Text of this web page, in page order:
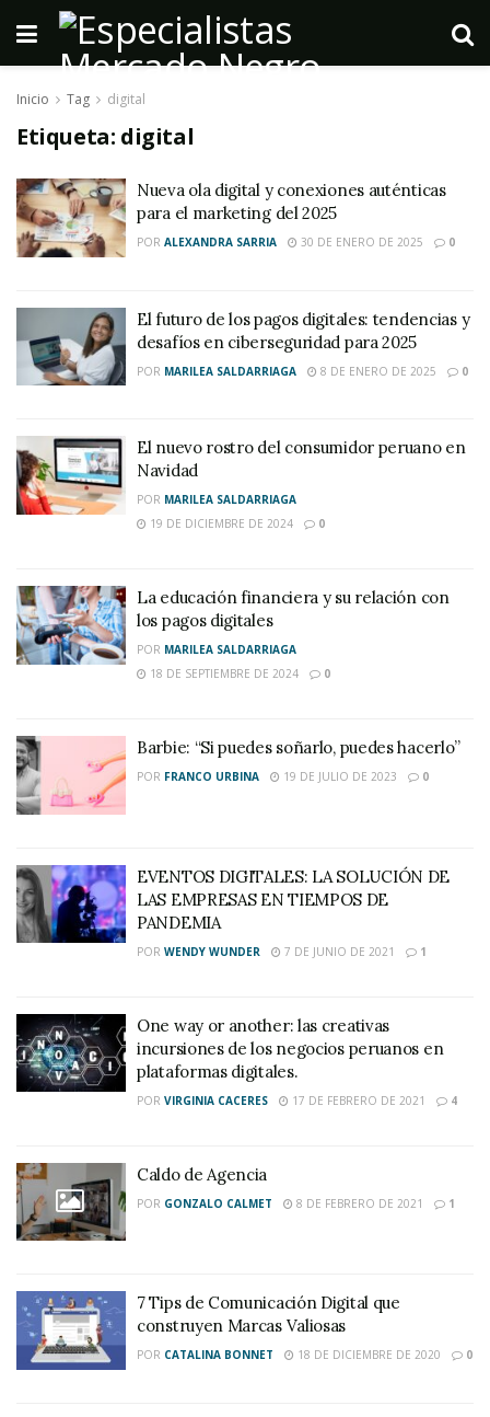
Inicio Tag digital
Etiqueta: digital
Nueva ola digital y conexiones auténticas
para el marketing del 2025
POR ALEXANDRA SARRIA 30 DE ENERO DE 2025 0
El futuro de los pagos digitales: tendencias y
desafíos en ciberseguridad para 2025
POR MARILEA SALDARRIAGA 8 DE ENERO DE 2025 0
El nuevo rostro del consumidor peruano en
Navidad
POR MARILEA SALDARRIAGA
19 DE DICIEMBRE DE 2024
0
La educación financiera y su relación con
los pagos digitales
POR MARILEA SALDARRIAGA
18 DE SEPTIEMBRE DE 2024
0
Barbie: “Si puedes soñarlo, puedes hacerlo”
POR FRANCO URBINA 19 DE JULIO DE 2023 0
EVENTOS DIGITALES: LA SOLUCIÓN DE
LAS EMPRESAS EN TIEMPOS DE
PANDEMIA
POR WENDY WUNDER 7 DE JUNIO DE 2021 1
One way or another: las creativas
incursiones de los negocios peruanos en
plataformas digitales.
POR VIRGINIA CACERES 17 DE FEBRERO DE 2021 4
Caldo de Agencia
POR GONZALO CALMET 8 DE FEBRERO DE 2021 1
7 Tips de Comunicación Digital que
construyen Marcas Valiosas
POR CATALINA BONNET 18 DE DICIEMBRE DE 2020 0